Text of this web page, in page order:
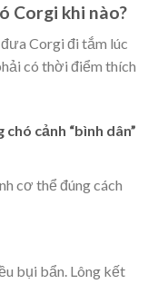
Corgi khi nào?
Corgi đi tắm lúc
có thời điểm thích
cảnh “bình dân”
bụi bẩn. Lông kết